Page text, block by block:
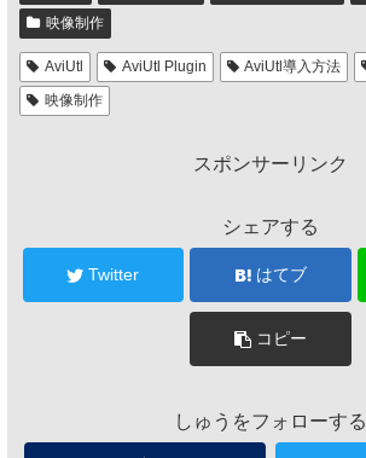
映像制作
AviUtl AviUtl Plugin AviUtl導入方法
映像制作
スポンサーリンク
シェアする
Twitter はてブ
コピー
しゅうをフォローする